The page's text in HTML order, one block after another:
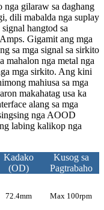
nga gilaraw sa daghang
dili mabalda nga suplay
hangtod sa
Gigamit ang mga
sa mga signal sa sirkito
mahalon nga metal nga
mga sirkito. Ang kini
mahiusa sa mga
makahatag usa ka
alang sa mga
nga AOOD
labing kalikop nga
Kadako
(OD)
Kusog sa
Pagtrabaho
72.4mm Max 100rpm